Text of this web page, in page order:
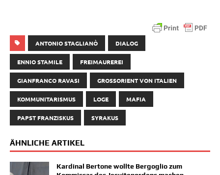
ANTONIO STAGLIANÒ DIALOG
ENNIO STAMILE FREIMAUREREI
GIANFRANCO RAVASI GROSSORIENT VON ITALIEN
KOMMUNITARISMUS LOGE MAFIA
PAPST FRANZISKUS SYRAKUS
ÄHNLICHE ARTIKEL
Kardinal Bertone wollte Bergoglio zum